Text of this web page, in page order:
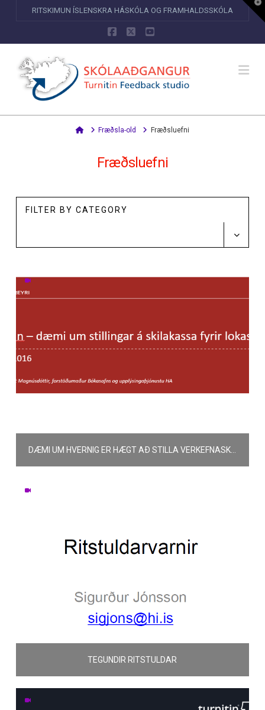
RITSKIMUN ÍSLENSKRA HÁSKÓLA OG FRAMHALDSSKÓLA
Facebook
X YouTube
HomeFræðsla-old Fræðsluefni
Fræðsluefni
FILTER BY CATEGORY
DÆMI UM HVERNIG ER HÆGT AÐ STILLA VERKEFNASKILAHÓLF
TEGUNDIR RITSTULDAR